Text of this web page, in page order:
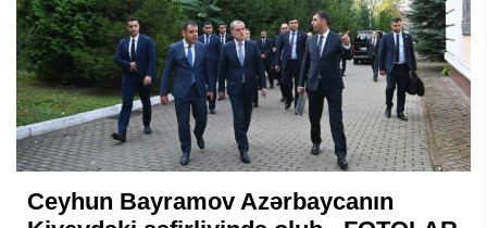
Ceyhun Bayramov Azərbaycanın